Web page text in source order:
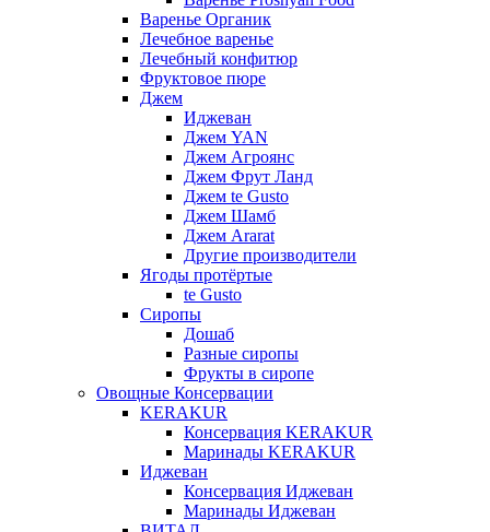
Варенье Органик
Лечебное варенье
Лечебный конфитюр
Фруктовое пюре
Джем
Иджеван
Джем YAN
Джем Агроянс
Джем Фрут Ланд
Джем te Gusto
Джем Шамб
Джем Ararat
Другие производители
Ягоды протёртые
te Gusto
Сиропы
Дошаб
Разные сиропы
Фрукты в сиропе
Овощные Консервации
KERAKUR
Консервация KERAKUR
Маринады KERAKUR
Иджеван
Консервация Иджеван
Маринады Иджеван